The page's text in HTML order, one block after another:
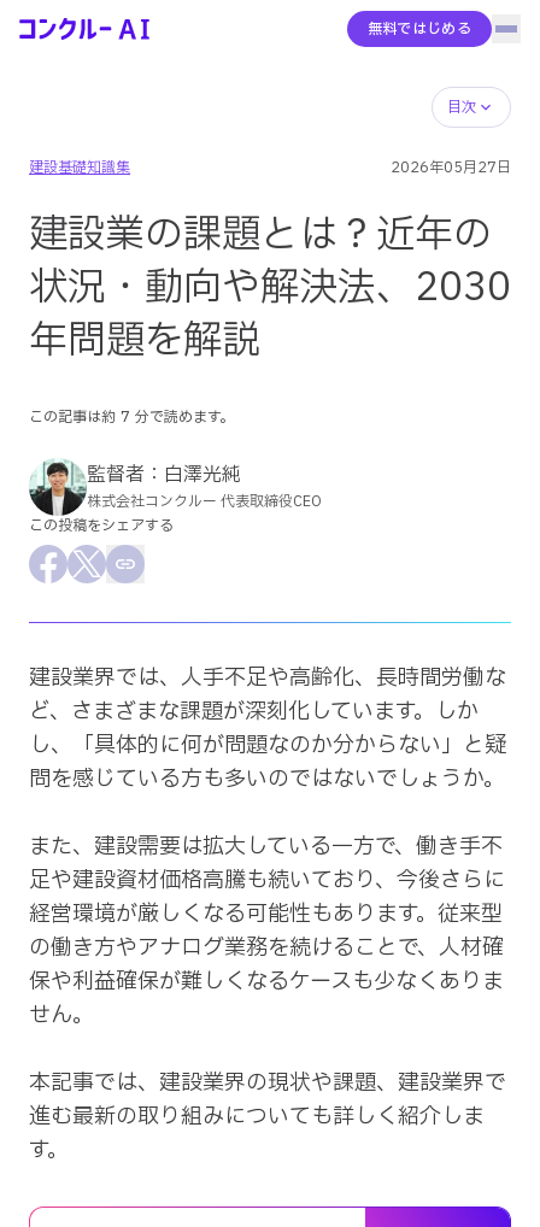
機能全体像
導入事例
コンクルーBase
会社概要
無料ではじめる ハン
目次
建設基礎知識集 2026年05月27日
建設業の課題とは？近年の
状況・動向や解決法、2030
年問題を解説
この記事は約 7 分で読めます。
監督者： 白澤光純
株式会社コンクルー 代表取締役CEO
この投稿をシェアする
建設業界では、人手不足や高齢化、長時間労働な
ど、さまざまな課題が深刻化しています。しか
し、「具体的に何が問題なのか分からない」と疑
問を感じている方も多いのではないでしょうか。
また、建設需要は拡大している一方で、働き手不
足や建設資材価格高騰も続いており、今後さらに
経営環境が厳しくなる可能性もあります。従来型
の働き方やアナログ業務を続けることで、人材確
保や利益確保が難しくなるケースも少なくありま
せん。
本記事では、建設業界の現状や課題、建設業界で
進む最新の取り組みについても詳しく紹介しま
す。